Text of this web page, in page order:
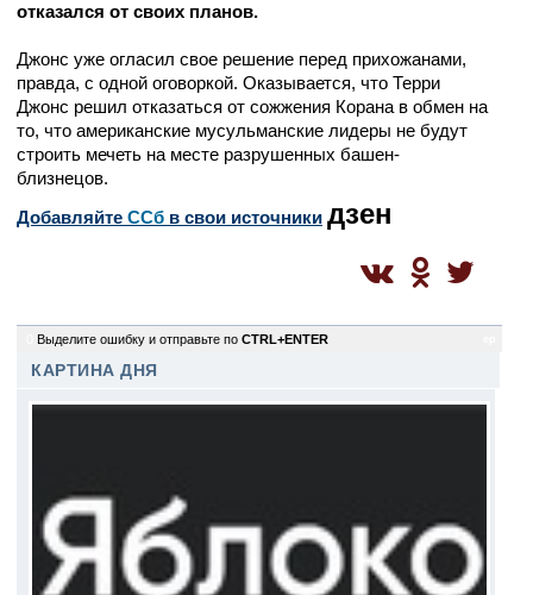
отказался от своих планов.
Джонс уже огласил свое решение перед прихожанами,
правда, с одной оговоркой. Оказывается, что Терри
Джонс решил отказаться от сожжения Корана в обмен на
то, что американские мусульманские лидеры не будут
строить мечеть на месте разрушенных башен-
близнецов.
Добавляйте CСб в свои источники дзен
Выделите ошибку и отправьте по CTRL+ENTER
КАРТИНА ДНЯ